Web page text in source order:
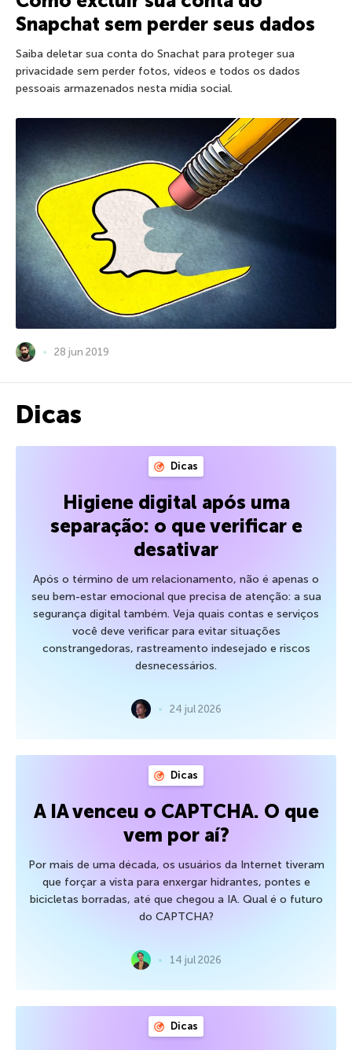
Snapchat sem perder seus dados
Saiba deletar sua conta do Snachat para proteger sua
privacidade sem perder fotos, vídeos e todos os dados
pessoais armazenados nesta mídia social.
28 jun 2019
Dicas
Dicas
Higiene digital após uma
separação: o que verificar e
desativar
Após o término de um relacionamento, não é apenas o
seu bem-estar emocional que precisa de atenção: a sua
segurança digital também. Veja quais contas e serviços
você deve verificar para evitar situações
constrangedoras, rastreamento indesejado e riscos
desnecessários.
24 jul 2026
Dicas
A IA venceu o CAPTCHA. O que
vem por aí?
Por mais de uma década, os usuários da Internet tiveram
que forçar a vista para enxergar hidrantes, pontes e
bicicletas borradas, até que chegou a IA. Qual é o futuro
do CAPTCHA?
14 jul 2026
Dicas